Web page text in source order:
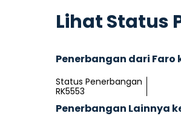
Lihat Status
Penerbangan dari Faro
Status Penerbangan
RK5553
Penerbangan Lainnya